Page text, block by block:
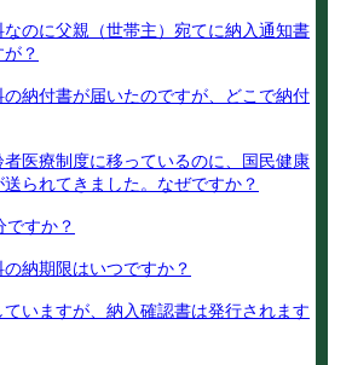
のに父親（世帯主）宛てに納入通知書
？
の納付書が届いたのですが、どこで納付
者医療制度に移っているのに、国民健康
られてきました。なぜですか？
ですか？
納期限はいつですか？
いますが、納入確認書は発行されます